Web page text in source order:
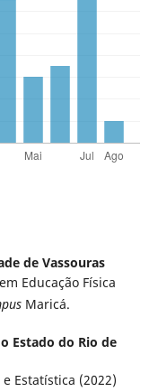
de Vassouras
Educação Física
Maricá.
Estado do Rio de
Estatística (2022)